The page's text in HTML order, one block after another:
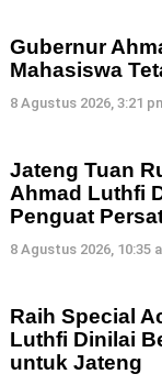
Gubernur
Mahasiswa
8 Agustus 2026, 3:21
Jateng Tuan
Ahmad Luthfi
Penguat
8 Agustus 2026, 10:35
Raih Special
Luthfi Dinilai
untuk Jateng